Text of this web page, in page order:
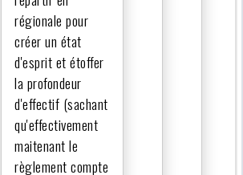
régionale pour
créer un état
d'esprit et étoffer
la profondeur
d'effectif (sachant
qu'effectivement
maitenant le
règlement compte